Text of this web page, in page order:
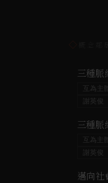
互為主體
謝英俊
互為主體
謝英俊